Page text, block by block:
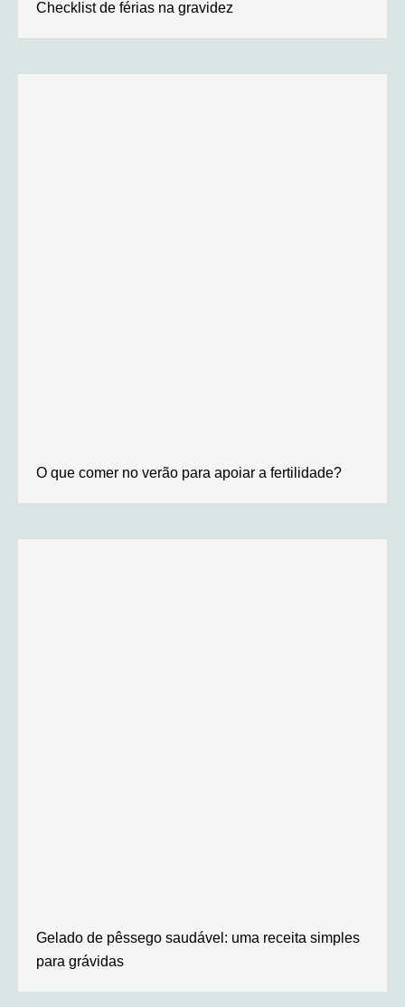
Checklist de férias na gravidez
O que comer no verão para apoiar a fertilidade?
Gelado de pêssego saudável: uma receita simples
para grávidas